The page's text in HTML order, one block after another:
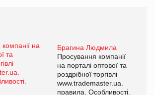
Брагина Людмила
Просування компанії
на порталі оптової та
роздрібної торгівлі
www.trademaster.ua.
правила. Особливості.